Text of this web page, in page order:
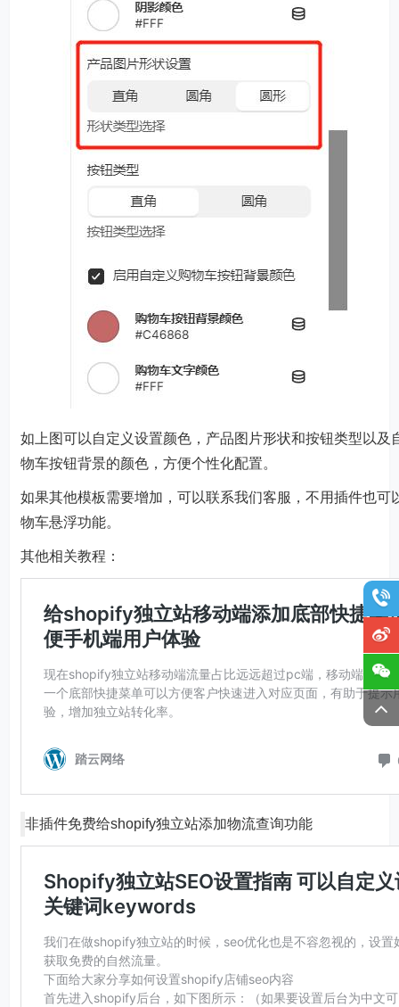
如上图可以自定义设置颜色，产品图片形状和按钮类型以及
物车按钮背景的颜色，方便个性化配置。
如果其他模板需要增加，可以联系我们客服，不用插件也可
物车悬浮功能。
其他相关教程：
非插件免费给shopify独立站添加物流查询功能